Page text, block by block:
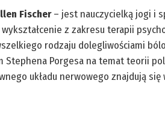
Fischer– jest nauczycielką jogi i
z zakresu terapii
rodzaju dolegliwościami
Stephena Porgesa na temat teorii
układu nerwowego znajdują